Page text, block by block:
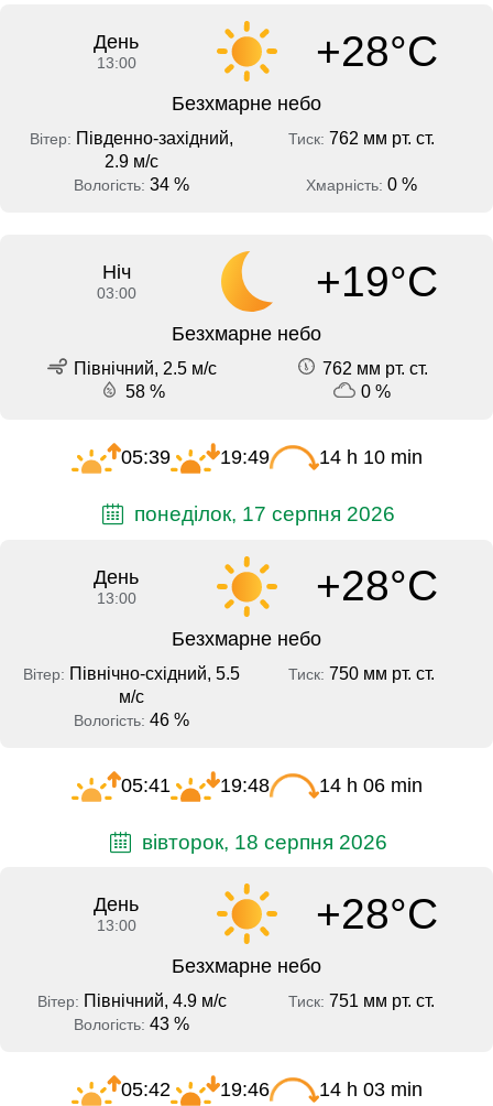
День
13:00 +28°C
Безхмарне небо
Вітер: Південно-західний,
2.9 м/с
Тиск: 762 мм рт. ст.
Вологість: 34 % Хмарність: 0 %
Ніч
03:00 +19°C
Безхмарне небо
Північний, 2.5 м/с
762 мм рт. ст.
58 %
0 %
05:39 19:49 14 h 10 min
понеділок, 17 серпня 2026
День
13:00 +28°C
Безхмарне небо
Вітер: Північно-східний, 5.5
м/с
Тиск: 750 мм рт. ст.
Вологість: 46 %
05:41 19:48 14 h 06 min
вівторок, 18 серпня 2026
День
13:00 +28°C
Безхмарне небо
Вітер: Північний, 4.9 м/с Тиск: 751 мм рт. ст.
Вологість: 43 %
05:42 19:46 14 h 03 min